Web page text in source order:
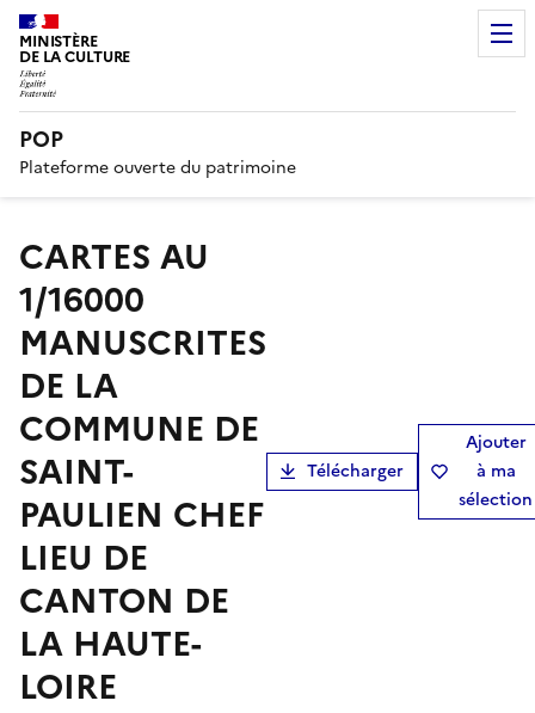
MINISTÈRE
DE LA CULTURE
POP
Plateforme ouverte du patrimoine
CARTES AU
1/16000
MANUSCRITES
DE LA
COMMUNE DE
SAINT-
PAULIEN CHEF
LIEU DE
CANTON DE
LA HAUTE-
LOIRE
Télécharger
Ajouter
à ma
sélection